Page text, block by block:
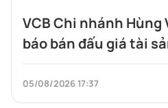
VCB Chi nhánh Hùng
báo bán đấu giá tài
Bất Động sản: Quyền
và tài sản gắn liền
05/08/2026 17:37